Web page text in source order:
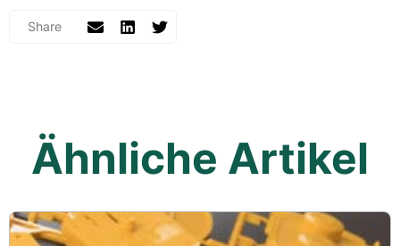
Ähnliche Artikel